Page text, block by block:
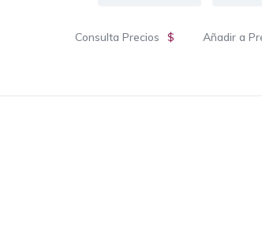
Consulta Precios $ Añadir a